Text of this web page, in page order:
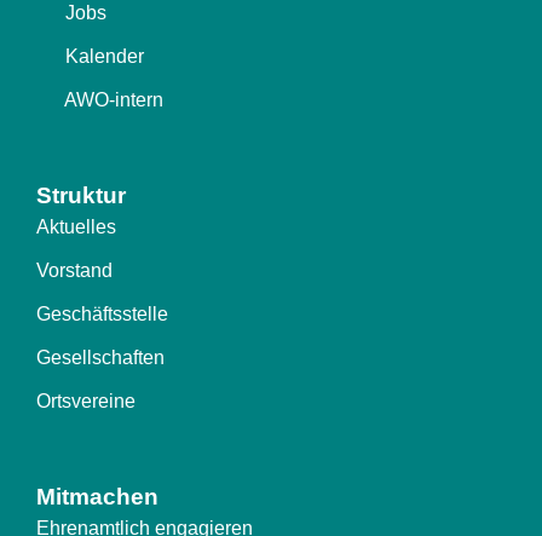
Jobs
Kalender
AWO-intern
Struktur
Aktuelles
Vorstand
Geschäftsstelle
Gesellschaften
Ortsvereine
Mitmachen
Ehrenamtlich engagieren